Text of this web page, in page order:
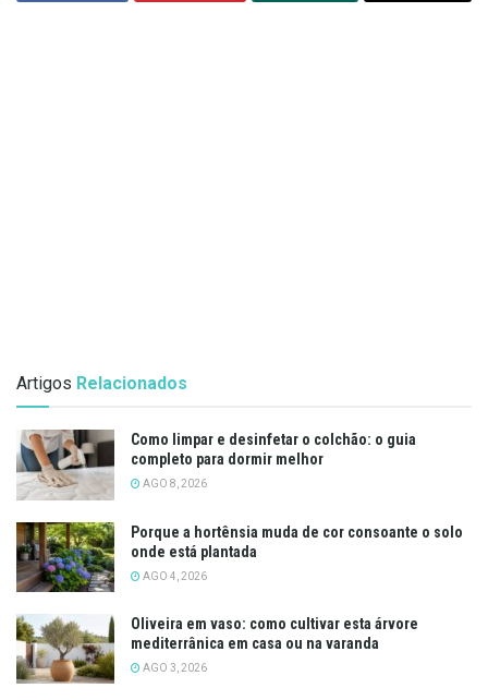
Artigos Relacionados
Como limpar e desinfetar o colchão: o guia
completo para dormir melhor
AGO 8, 2026
Porque a hortênsia muda de cor consoante o solo
onde está plantada
AGO 4, 2026
Oliveira em vaso: como cultivar esta árvore
mediterrânica em casa ou na varanda
AGO 3, 2026